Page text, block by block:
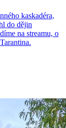
kaskadéra,
do dějin
na streamu, o